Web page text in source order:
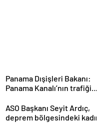
Panama Dışişleri Bakanı:
Panama Kanalı’nın trafiği
ASO Başkanı Seyit Ardıç,
deprem bölgesindeki